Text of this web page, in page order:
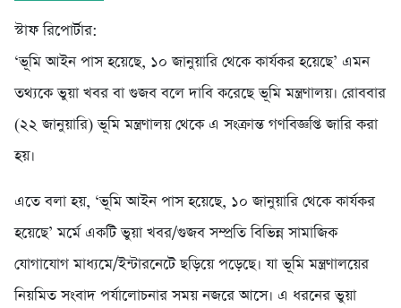
স্টাফ রিপোর্টার:
‘ভূমি আইন পাস হয়েছে, ১০ জানুয়ারি থেকে কার্যকর হয়েছে’ এমন
তথ্যকে ভুয়া খবর বা গুজব বলে দাবি করেছে ভূমি মন্ত্রণালয়। রোববার
(২২ জানুয়ারি) ভূমি মন্ত্রণালয় থেকে এ সংক্রান্ত গণবিজ্ঞপ্তি জারি করা
হয়।
এতে বলা হয়, ‘ভূমি আইন পাস হয়েছে, ১০ জানুয়ারি থেকে কার্যকর
হয়েছে’ মর্মে একটি ভুয়া খবর/গুজব সম্প্রতি বিভিন্ন সামাজিক
যোগাযোগ মাধ্যমে/ইন্টারনেটে ছড়িয়ে পড়েছে। যা ভূমি মন্ত্রণালয়ের
নিয়মিত সংবাদ পর্যালোচনার সময় নজরে আসে। এ ধরনের ভুয়া